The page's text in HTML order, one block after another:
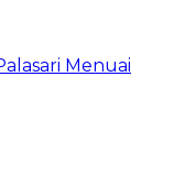
Menuai